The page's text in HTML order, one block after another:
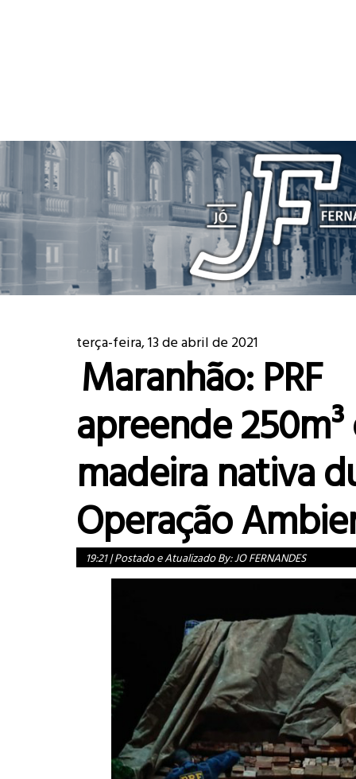
terça-feira, 13 de abril de 2021
Maranhão: PRF
apreende
madeira nativa
Operação
19:21|Postado e Atualizado By:JO FERNANDES